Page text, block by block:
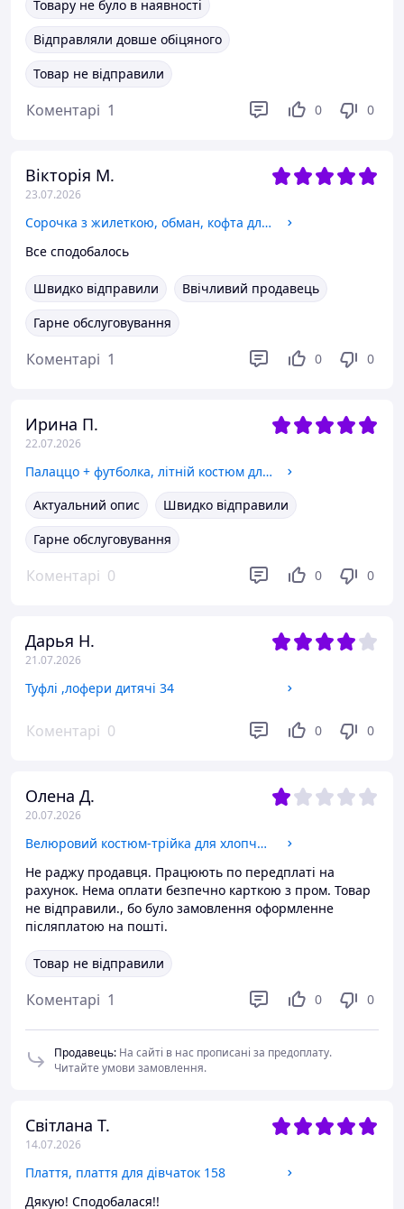
Товару не було в наявності
Відправляли довше обіцяного
Товар не відправили
Коментарі 1 0 0
Вікторія М.
23.07.2026
Сорочка з жилеткою, обман, кофта для хлопчиків 140
Все сподобалось
Швидко відправили
Ввічливий продавець
Гарне обслуговування
Коментарі 1 0 0
Ирина П.
22.07.2026
Палаццо + футболка, літній костюм для дівчинки 164
Актуальний опис
Швидко відправили
Гарне обслуговування
Коментарі 0 0 0
Дарья Н.
21.07.2026
Туфлі ,лофери дитячі 34
Коментарі 0 0 0
Олена Д.
20.07.2026
Велюровий костюм-трійка для хлопчика
Не раджу продавця. Працюють по передплаті на
рахунок. Нема оплати безпечно карткою з пром. Товар
не відправили., бо було замовлення оформленне
післяплатою на пошті.
Товар не відправили
Коментарі 1 0 0
Продавець: На сайті в нас прописані за предоплату.
Читайте умови замовлення.
Світлана Т.
14.07.2026
Плаття, плаття для дівчаток 158
Дякую! Сподобалася!!